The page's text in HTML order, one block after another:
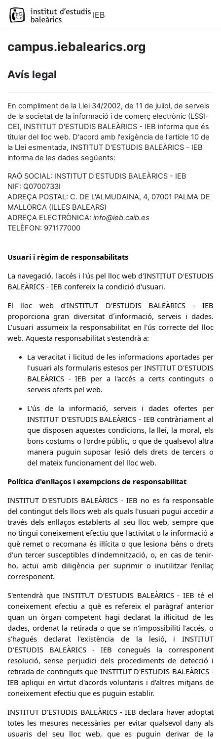
IEB
campus.iebalearics.org
Avís legal
En compliment de la Llei 34/2002, de 11 de juliol, de serveis
de la societat de la informació i de comerç electrònic (LSSI-
CE), INSTITUT D'ESTUDIS BALEÀRICS - IEB informa que és
titular del lloc web. D'acord amb l'exigència de l'article 10 de
la Llei esmentada, INSTITUT D'ESTUDIS BALEÀRICS - IEB
informa de les dades següents:
RAÓ SOCIAL: INSTITUT D'ESTUDIS BALEÀRICS - IEB
NIF: Q0700733I
ADREÇA POSTAL: C. DE L'ALMUDAINA, 4, 07001 PALMA DE
MALLORCA (ILLES BALEARS)
ADREÇA ELECTRÒNICA: info@ieb.caib.es
TELÈFON: 971177000
Usuari i règim de responsabilitats
La navegació, l'accés i l'ús pel lloc web d'INSTITUT D'ESTUDIS
BALEÀRICS - IEB confereix la condició d'usuari.
El lloc web d'INSTITUT D'ESTUDIS BALEÀRICS - IEB
proporciona gran diversitat d´informació, serveis i dades.
L'usuari assumeix la responsabilitat en l'ús correcte del lloc
web. Aquesta responsabilitat s'estendrà a:
La veracitat i licitud de les informacions aportades per
l'usuari als formularis estesos per INSTITUT D'ESTUDIS
BALEÀRICS - IEB per a l'accés a certs continguts o
serveis oferts pel web.
L'ús de la informació, serveis i dades ofertes per
INSTITUT D'ESTUDIS BALEÀRICS - IEB contràriament al
que disposen aquestes condicions, la llei, la moral, els
bons costums o l'ordre públic, o que de qualsevol altra
manera puguin suposar lesió dels drets de tercers o
del mateix funcionament del lloc web.
Política d'enllaços i exempcions de responsabilitat
INSTITUT D'ESTUDIS BALEÀRICS - IEB no es fa responsable
del contingut dels llocs web als quals l'usuari pugui accedir a
través dels enllaços establerts al seu lloc web, sempre que
no tingui coneixement efectiu que l'activitat o la informació a
què remet o recomana és il·lícita o que lesiona béns o drets
d'un tercer susceptibles d'indemnització, o, en cas de tenir-
ho, actuï amb diligència per suprimir o inutilitzar l'enllaç
corresponent.
S'entendrà que INSTITUT D'ESTUDIS BALEÀRICS - IEB té el
coneixement efectiu a què es refereix el paràgraf anterior
quan un òrgan competent hagi declarat la il·licitud de les
dades, ordenat la retirada o que se n'impossibiliti l'accés, o
s'hagués declarat l'existència de la lesió, i INSTITUT
D'ESTUDIS BALEÀRICS - IEB conegués la corresponent
resolució, sense perjudici dels procediments de detecció i
retirada de continguts que INSTITUT D'ESTUDIS BALEÀRICS -
IEB apliqui en virtut d'acords voluntaris i d'altres mitjans de
coneixement efectiu que es puguin establir.
INSTITUT D'ESTUDIS BALEÀRICS - IEB declara haver adoptat
totes les mesures necessàries per evitar qualsevol dany als
usuaris del seu lloc web, que es puguin derivar de la